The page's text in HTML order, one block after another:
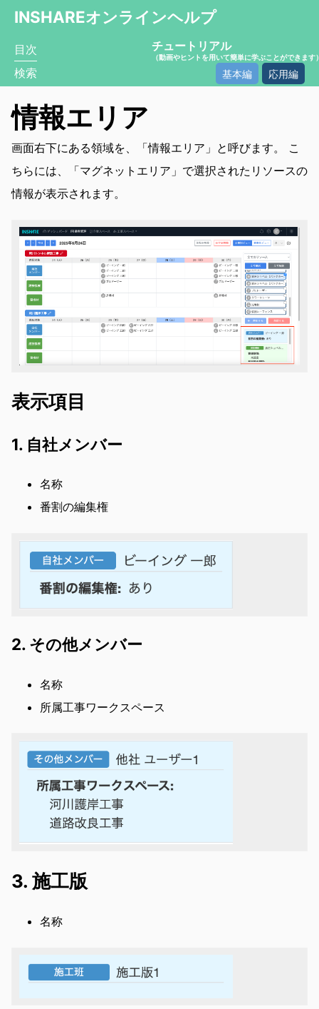
INSHAREオンラインヘルプ
目次
検索
チュートリアル
（動画やヒントを用いて簡単に学ぶことができます
基本編 応用編
情報エリア
画面右下にある領域を、「情報エリア」と呼びます。 こ
ちらには、「マグネットエリア」で選択されたリソースの
情報が表示されます。
表示項目
1. 自社メンバー
名称
番割の編集権
2. その他メンバー
名称
所属工事ワークスペース
3. 施工版
名称